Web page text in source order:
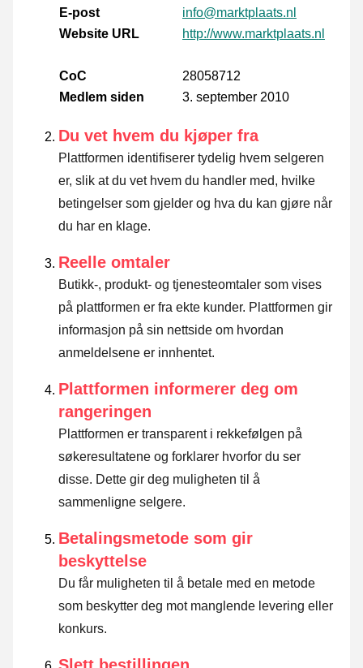
E-post
info@marktplaats.nl
Website URL
http://www.marktplaats.nl
CoC
28058712
Medlem siden
3. september 2010
Du vet hvem du kjøper fra
Plattformen identifiserer tydelig hvem selgeren
er, slik at du vet hvem du handler med, hvilke
betingelser som gjelder og hva du kan gjøre når
du har en klage.
Reelle omtaler
Butikk-, produkt- og tjenesteomtaler som vises
på plattformen er fra ekte kunder. Plattformen gir
informasjon på sin nettside om hvordan
anmeldelsene er innhentet.
Plattformen informerer deg om
rangeringen
Plattformen er transparent i rekkefølgen på
søkeresultatene og forklarer hvorfor du ser
disse. Dette gir deg muligheten til å
sammenligne selgere.
Betalingsmetode som gir
beskyttelse
Du får muligheten til å betale med en metode
som beskytter deg mot manglende levering eller
konkurs.